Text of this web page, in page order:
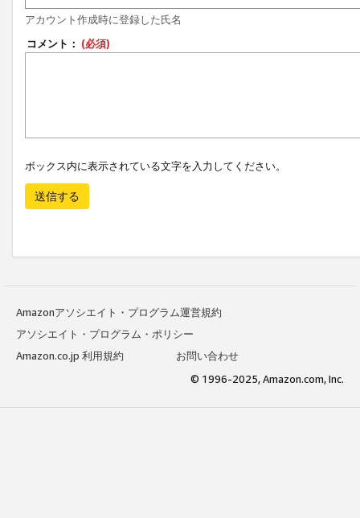
アカウント作成時に登録した氏名
コメント： (必須)
ボックス内に表示されている文字を入力してください。
送信する
Amazonアソシエイト・プログラム運営規約
アソシエイト・プログラム・ポリシー
Amazon.co.jp 利用規約
お問い合わせ
© 1996-2025, Amazon.com, Inc.